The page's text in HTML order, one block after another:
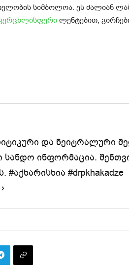
სიმბოლოა. ეს ძალიან
ლენტებით,
და ნეიტრალური
სანდო ინფორმაცია.
#drpkhakadze